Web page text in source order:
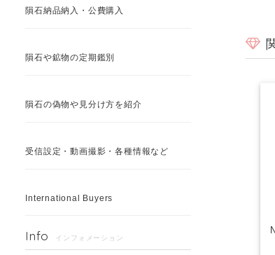
隕石納品納入・公費購入
隕石や鉱物の定期鑑別
隕石の偽物や見分け方を紹介
受信設定・動画撮影・各種情報など
International Buyers
Info インフォメーション